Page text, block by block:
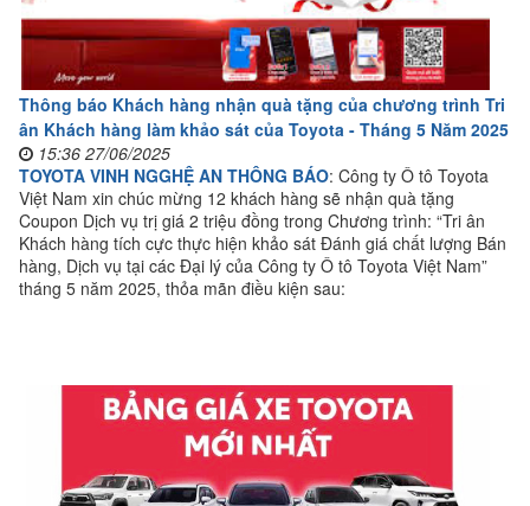
Thông báo Khách hàng nhận quà tặng của chương trình Tri
ân Khách hàng làm khảo sát của Toyota - Tháng 5 Năm 2025
15:36 27/06/2025
TOYOTA VINH NGGHỆ AN THÔNG BÁO: Công ty Ô tô Toyota
Việt Nam xin chúc mừng 12 khách hàng sẽ nhận quà tặng
Coupon Dịch vụ trị giá 2 triệu đồng trong Chương trình: “Tri ân
Khách hàng tích cực thực hiện khảo sát Đánh giá chất lượng Bán
hàng, Dịch vụ tại các Đại lý của Công ty Ô tô Toyota Việt Nam”
tháng 5 năm 2025, thỏa mãn điều kiện sau: